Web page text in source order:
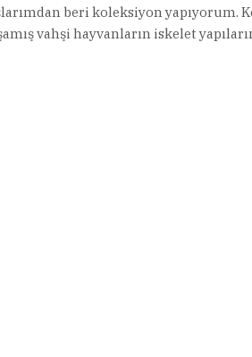
beri koleksiyon yapıyorum.
vahşi hayvanların iskelet